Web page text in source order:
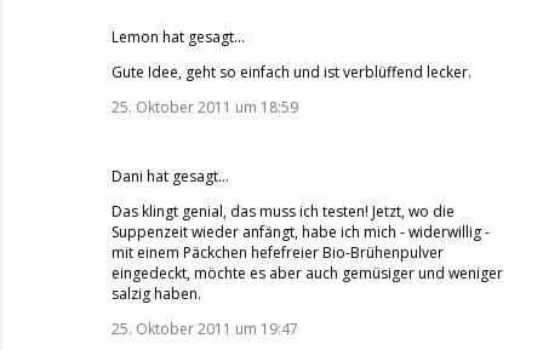
Lemon hat gesagt…
Gute Idee, geht so einfach und ist verblüffend lecker.
25. Oktober 2011 um 18:59
Dani hat gesagt…
Das klingt genial, das muss ich testen! Jetzt, wo die
Suppenzeit wieder anfängt, habe ich mich - widerwillig -
mit einem Päckchen hefefreier Bio-Brühenpulver
eingedeckt, möchte es aber auch gemüsiger und weniger
salzig haben.
25. Oktober 2011 um 19:47